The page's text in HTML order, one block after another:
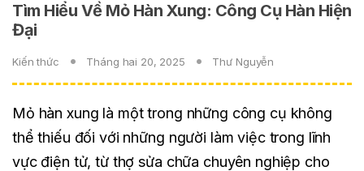
Tìm Hiểu Về Mỏ Hàn Xung: Công Cụ Hàn Hiện
Đại
Kiến thức Tháng hai 20, 2025 Thư Nguyễn
Mỏ hàn xung là một trong những công cụ không
thể thiếu đối với những người làm việc trong lĩnh
vực điện tử, từ thợ sửa chữa chuyên nghiệp cho